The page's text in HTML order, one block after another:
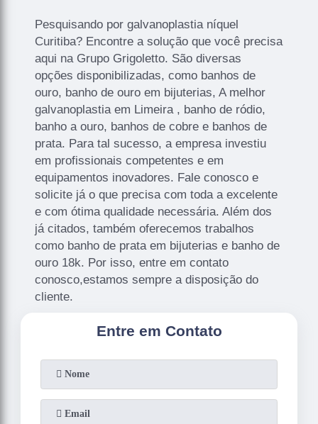
Pesquisando por galvanoplastia níquel
Curitiba? Encontre a solução que você precisa
aqui na Grupo Grigoletto. São diversas
opções disponibilizadas, como banhos de
ouro, banho de ouro em bijuterias, A melhor
galvanoplastia em Limeira , banho de ródio,
banho a ouro, banhos de cobre e banhos de
prata. Para tal sucesso, a empresa investiu
em profissionais competentes e em
equipamentos inovadores. Fale conosco e
solicite já o que precisa com toda a excelente
e com ótima qualidade necessária. Além dos
já citados, também oferecemos trabalhos
como banho de prata em bijuterias e banho de
ouro 18k. Por isso, entre em contato
conosco,estamos sempre a disposição do
cliente.
Entre em Contato